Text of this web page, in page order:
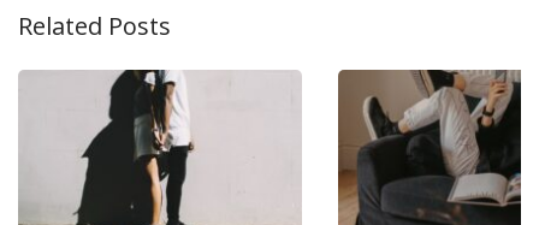
Related Posts